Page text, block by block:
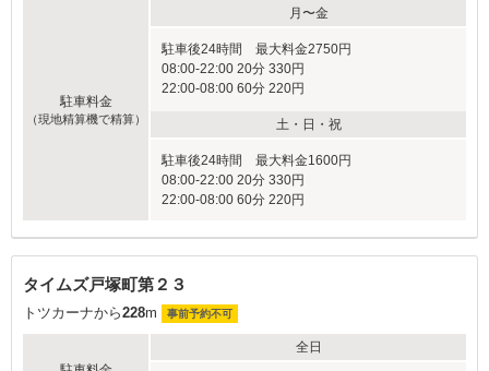
駐車料金
（現地精算機で精算）
月〜金
駐車後24時間 最大料金2750円
08:00-22:00 20分 330円
22:00-08:00 60分 220円
土・日・祝
駐車後24時間 最大料金1600円
08:00-22:00 20分 330円
22:00-08:00 60分 220円
タイムズ戸塚町第２３
トツカーナから228m 事前予約不可
全日